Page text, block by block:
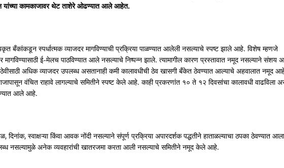
यांच्या कामकाजावर थेट ताशेरे ओढण्यात आले आहेत.
बँकांकडून स्पर्धात्मक व्याजदर मागविण्याची प्रक्रिया पाळण्यात आलेली नसल्याचे स्पष्ट झाले आहे. विशेष म्हणजे
ई-मेलच पाठविण्यात आले नसल्याचे निष्पन्न झाले. त्यामागील कारण प्रस्तावात नमूद नसल्याने संशय
अधिक व्याजदर उपलब्ध असतानाही कमी कालावधीची ठेव खासगी बँकेत ठेवण्यात आल्याचे अहवालात नमूद
वंचित राहावे लागल्याचे समितीने स्पष्ट केले आहे. काही प्रकरणांत १० ते १२ दिवसांचा कालावधी वाढविला
आले आहे.
दिनांक, स्वाक्षऱ्या किंवा आवक नोंदी नसल्याने संपूर्ण प्रक्रिया अपारदर्शक पद्धतीने हाताळल्याचा ठपका ठेवण्यात आला
नसल्यामुळे अनेक व्यवहारांची खातरजमा करता आली नसल्याचे समितीने नमूद केले आहे.